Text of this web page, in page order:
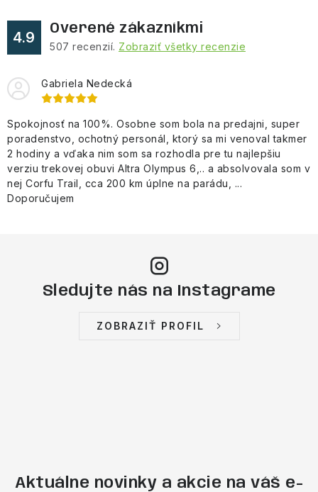
NAŠE SLUŽBY
VÝPREDAJ
ZNAČKY
Vrátenie a výmena Doprava a platba
Blog
Moja objednávka
4.9
Overené zákazníkmi
507 recenzií. Zobraziť všetky recenzie
Gabriela Nedecká
Spokojnosť na 100%. Osobne som bola na predajni, super
poradenstvo, ochotný personál, ktorý sa mi venoval takmer
2 hodiny a vďaka nim som sa rozhodla pre tu najlepšiu
verziu trekovej obuvi Altra Olympus 6,.. a absolvovala som v
nej Corfu Trail, cca 200 km úplne na parádu, ...
Doporučujem
Sledujte nás na Instagrame
ZOBRAZIŤ PROFIL
Aktuálne novinky a akcie na váš e-